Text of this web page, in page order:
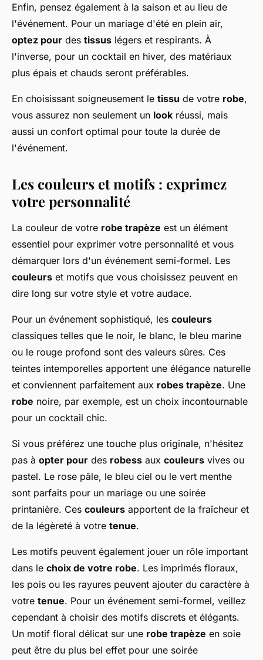
Enfin, pensez également à la saison et au lieu de
l'événement. Pour un mariage d'été en plein air,
optez pour des tissus légers et respirants. À
l'inverse, pour un cocktail en hiver, des matériaux
plus épais et chauds seront préférables.
En choisissant soigneusement le tissu de votre robe,
vous assurez non seulement un look réussi, mais
aussi un confort optimal pour toute la durée de
l'événement.
Les couleurs et motifs : exprimez
votre personnalité
La couleur de votre robe trapèze est un élément
essentiel pour exprimer votre personnalité et vous
démarquer lors d'un événement semi-formel. Les
couleurs et motifs que vous choisissez peuvent en
dire long sur votre style et votre audace.
Pour un événement sophistiqué, les couleurs
classiques telles que le noir, le blanc, le bleu marine
ou le rouge profond sont des valeurs sûres. Ces
teintes intemporelles apportent une élégance naturelle
et conviennent parfaitement aux robes trapèze. Une
robe noire, par exemple, est un choix incontournable
pour un cocktail chic.
Si vous préférez une touche plus originale, n'hésitez
pas à opter pour des robess aux couleurs vives ou
pastel. Le rose pâle, le bleu ciel ou le vert menthe
sont parfaits pour un mariage ou une soirée
printanière. Ces couleurs apportent de la fraîcheur et
de la légèreté à votre tenue.
Les motifs peuvent également jouer un rôle important
dans le choix de votre robe. Les imprimés floraux,
les pois ou les rayures peuvent ajouter du caractère à
votre tenue. Pour un événement semi-formel, veillez
cependant à choisir des motifs discrets et élégants.
Un motif floral délicat sur une robe trapèze en soie
peut être du plus bel effet pour une soirée